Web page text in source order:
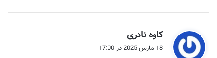
کاوه نادری
ف
18 مارس 2025 در 17:00